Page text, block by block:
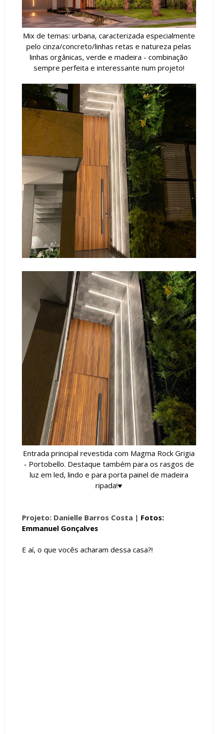
Mix de temas: urbana, caracterizada especialmente
pelo cinza/concreto/linhas retas e natureza pelas
linhas orgânicas, verde e madeira - combinação
sempre perfeita e interessante num projeto!
Entrada principal revestida com Magma Rock Grigia
- Portobello. Destaque também para os rasgos de
luz em led, lindo e para porta painel de madeira
ripada!♥
Projeto: Danielle Barros Costa | Fotos:
Emmanuel Gonçalves ⁣
E aí, o que vocês acharam dessa casa?!